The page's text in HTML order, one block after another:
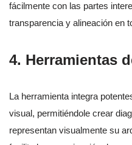
fácilmente con las partes
transparencia y alineación en
4. Herramientas
La herramienta integra
visual, permitiéndole crear
representan visualmente su